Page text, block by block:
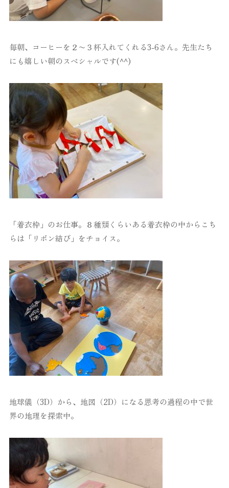
毎朝、コーヒーを２〜３杯入れてくれる3-6さん。先生たち
にも嬉しい朝のスペシャルです(^^)
「着衣枠」のお仕事。８種類くらいある着衣枠の中からこち
らは「リボン結び」をチョイス。
地球儀（3D）から、地図（2D）になる思考の過程の中で世
界の地理を探索中。